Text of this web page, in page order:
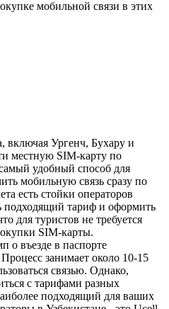
мобильной связи в этих
включая Ургенч, Бухару и
местную SIM-карту по
удобный способ для
мобильную связь сразу по
есть стойки операторов
подходящий тариф и оформить
для туристов не требуется
SIM-карты.
о въезде в паспорте
занимает около 10-15
связью. Однако,
с тарифами разных
подходящий для ваших